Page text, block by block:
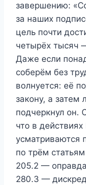
завершению:
за наших
цель почти
четырёх тысяч
Даже если
соберём без
волнуется: её
закону, а затем
подчеркнул он.
что в
усматриваются
по трём
205.2 —
280.3 —